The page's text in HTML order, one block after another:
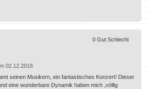
02.12.2018
seinen Musikern, ein fantastisches Konzert! Dieser
eine wunderbare Dynamik haben mich ,völlig
0 Gut Schlecht